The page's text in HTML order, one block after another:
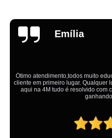
Emília
Ótimo atendimento,todos muito
cliente em primeiro lugar. Qualquer
aqui na 4M tudo é resolvido com